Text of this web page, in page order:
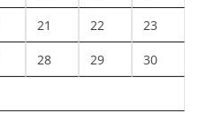
21 22 23
28 29 30